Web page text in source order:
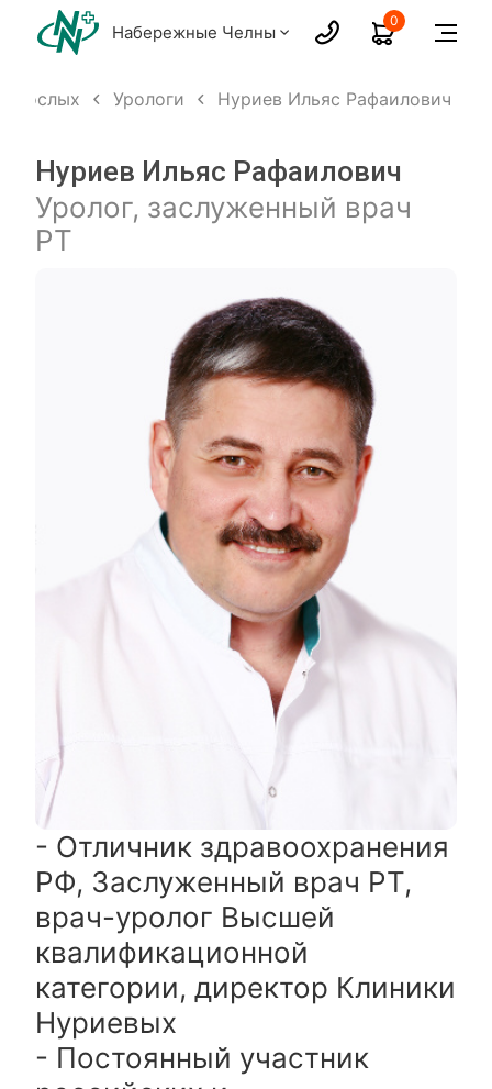
Набережные Челны
0
Урологи Нуриев Ильяс Рафаилович
Нуриев Ильяс Рафаилович
Уролог, заслуженный врач
РТ
- Отличник здравоохранения
РФ, Заслуженный врач РТ,
врач-уролог Высшей
квалификационной
категории, директор Клиники
Нуриевых
- Постоянный участник